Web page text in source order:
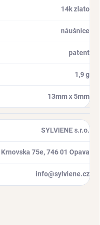
14k zlato
náušnice
patent
1,9 g
13mm x 5mm
SYLVIENE s.r.o.
Krnovska 75e, 746 01 Opava
info@sylviene.cz